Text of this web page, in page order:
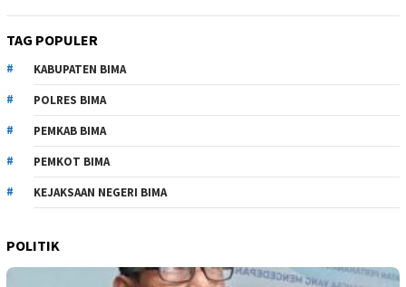
TAG POPULER
KABUPATEN BIMA
POLRES BIMA
PEMKAB BIMA
PEMKOT BIMA
KEJAKSAAN NEGERI BIMA
POLITIK